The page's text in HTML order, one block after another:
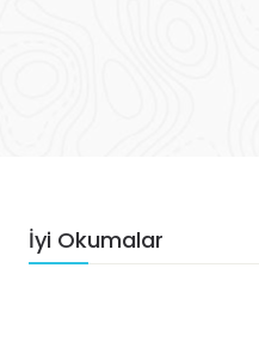
İyi Okumalar